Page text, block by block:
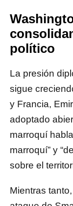
político
La presión
sigue
y Francia,
adoptado
marroquí
marroquí” y
sobre el
Mientras